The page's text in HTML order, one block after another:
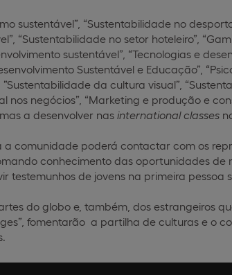
sustentável”, “Sustentabilidade no
“Sustentabilidade no setor hoteleiro”,
sustentável”, “Tecnologias e
Sustentável e Educação”,
da cultura visual”,
nos negócios”, “Marketing e produção e
a desenvolver nas international classes
a comunidade poderá contactar com os
conhecimento das oportunidades de
testemunhos de jovens na primeira pessoa
do globo e, também, dos estrangeiros
fomentarão a partilha de culturas e o